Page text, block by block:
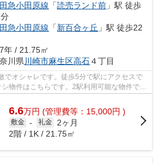
急小田原線 「読売ランド前 」駅 徒歩
急小田原線 「新百合ヶ丘 」駅 徒歩22
年 / 21.75㎡
川県川崎市麻生区高石４丁目
でオシャレです。徒歩5分で駅にアクセスで
物件はこちらです。2駅利用可能な物件で移
ッフが地...
6.6万円 (管理費等：15,000円 )
敷金 - 礼金
2ヶ月
2階 / 1K / 21.75㎡